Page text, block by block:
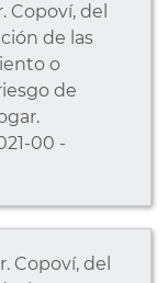
Copoví, del
de las
o
de
00 -
Copoví, del